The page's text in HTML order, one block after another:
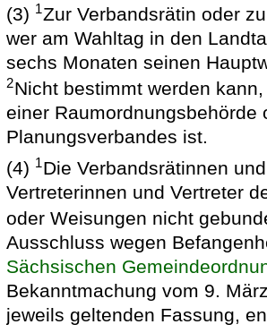
(3) 1Zur Verbandsrätin oder
wer am Wahltag in den
sechs Monaten seinen
2Nicht bestimmt werden
einer Raumordnungsbehörde
Planungsverbandes ist.
(4) 1Die Verbandsrätinnen
Vertreterinnen und Vertreter
oder Weisungen nicht
Ausschluss wegen
Sächsischen
Bekanntmachung vom 9.
jeweils geltenden Fassung,